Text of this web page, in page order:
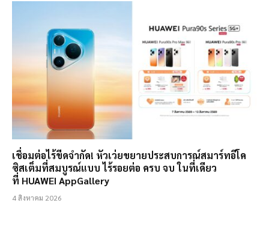
เชื่อมต่อไร้ขีดจำกัด! หัวเว่ยขยายประสบการณ์สมาร์ทอีโค
ซิสเต็มที่สมบูรณ์แบบ ไร้รอยต่อ ครบ จบ ในที่เดียว
ที่ HUAWEI AppGallery
4 สิงหาคม 2026